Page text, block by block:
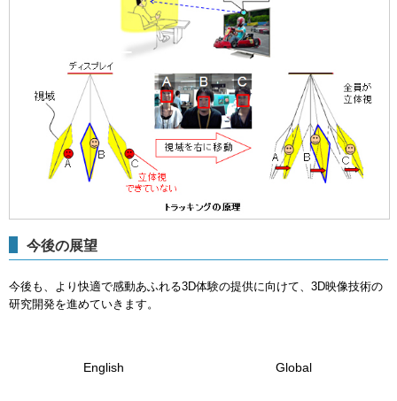
今後の展望
今後も、より快適で感動あふれる3D体験の提供に向けて、3D映像技術の
研究開発を進めていきます。
English Global